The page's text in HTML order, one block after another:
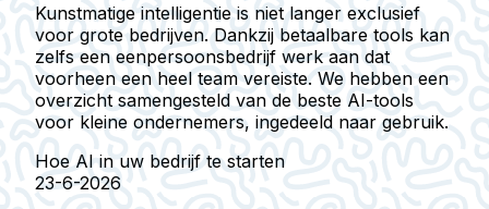
Kunstmatige intelligentie is niet langer exclusief
voor grote bedrijven. Dankzij betaalbare tools kan
zelfs een eenpersoonsbedrijf werk aan dat
voorheen een heel team vereiste. We hebben een
overzicht samengesteld van de beste AI-tools
voor kleine ondernemers, ingedeeld naar gebruik.
Hoe AI in uw bedrijf te starten
23-6-2026